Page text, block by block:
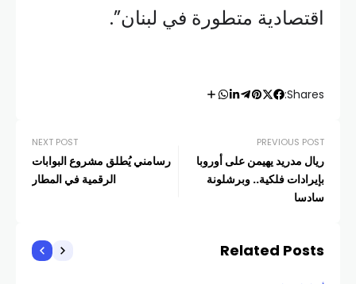
اقتصادية متطورة في لبنان”.
Shares:
PREVIOUS POST
ًريال مدريد يهيمن على أوروبا
بإيرادات فلكية.. وبرشلونة
سادسا
NEXT POST
رسامني يُطلق مشروع البوابات
الرقمية في المطار
Related Posts